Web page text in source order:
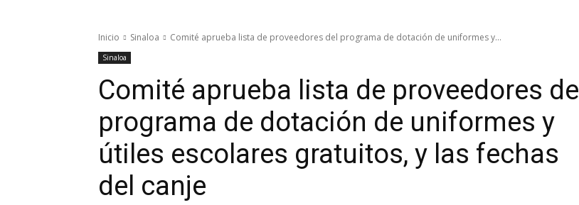
Inicio Sinaloa Comité aprueba lista de proveedores del programa de dotación de uniformes y...
Sinaloa
Comité aprueba lista de proveedores del
programa de dotación de uniformes y
útiles escolares gratuitos, y las fechas
del canje